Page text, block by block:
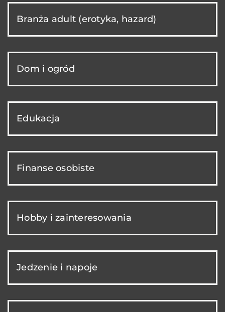
Branża adult (erotyka, hazard)
Dom i ogród
Edukacja
Finanse osobiste
Hobby i zainteresowania
Jedzenie i napoje